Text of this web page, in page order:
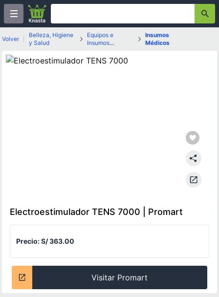
Volver
Belleza, Higiene
y Salud
Equipos e
Insumos
Insumos
Médicos
Electroestimulador TENS 7000 | Promart
Precio:S/ 363.00
Visitar Promart